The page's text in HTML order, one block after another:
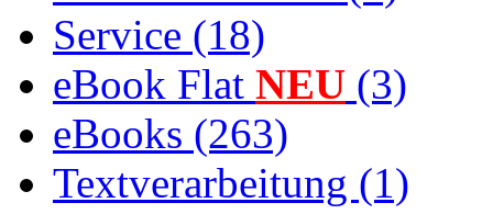
Service (18)
eBook Flat NEU (3)
eBooks (263)
Textverarbeitung (1)